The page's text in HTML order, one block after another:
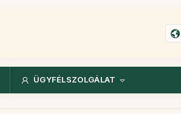
ÜGYFÉLSZOLGÁLAT